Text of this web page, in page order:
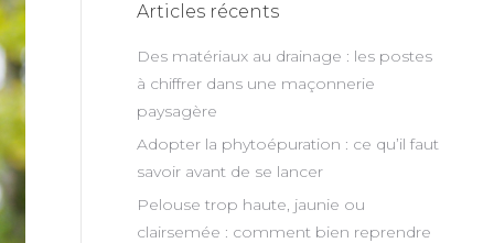
Articles récents
Des matériaux au drainage : les postes
à chiffrer dans une maçonnerie
paysagère
Adopter la phytoépuration : ce qu’il faut
savoir avant de se lancer
Pelouse trop haute, jaunie ou
clairsemée : comment bien reprendre